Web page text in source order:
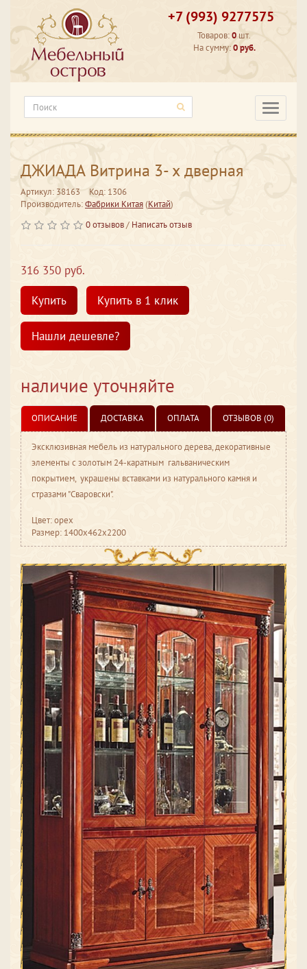
+7 (993) 9277575
Товаров:0 шт.
На сумму:0 руб.
ДЖИАДА Витрина 3- х дверная
Артикул: 38163
Код: 1306
Производитель:Фабрики Китая(Китай)
0 отзывов/ Написать отзыв
316 350 руб.
Купить
Купить в 1 клик
Нашли дешевле?
наличие уточняйте
ОПИСАНИЕ ДОСТАВКА ОПЛАТА ОТЗЫВОВ (0)
Эксклюзивная мебель из натурального дерева, декоративные
элементы с золотым 24-каратным гальваническим
покрытием, украшены вставками из натурального камня и
стразами "Сваровски".
Цвет: орех
Размер: 1400x462x2200